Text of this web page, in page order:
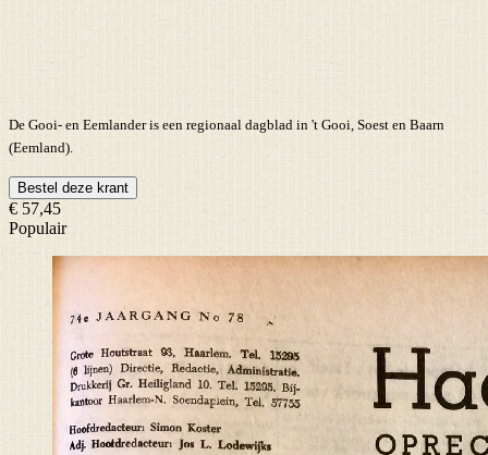
De Gooi- en Eemlander is een regionaal dagblad in 't Gooi, Soest en Baarn
(Eemland).
Bestel deze krant
€ 57,45
Populair